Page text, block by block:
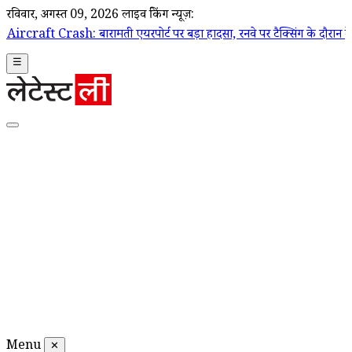
रविवार, अगस्त 09, 2026 लाइव ब्रेकिंग न्यूज़:
एयरपोर्ट पर बड़ा हादसा, रनवे पर टैक्सिंग के दौरान ट्रेनी
☰
Menu ✕